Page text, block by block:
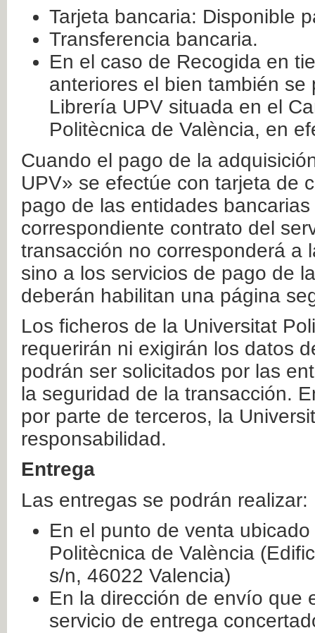
Tarjeta bancaria: Disponible
Transferencia bancaria.
En el caso de Recogida en
anteriores el bien también
Librería UPV situada en el
Politècnica de València, en
Cuando el pago de la
UPV» se efectúe con tarjeta de
pago de las entidades
correspondiente contrato del
transacción no corresponderá a
sino a los servicios de pago de
deberán habilitan una página
Los ficheros de la Universitat
requerirán ni exigirán los datos
podrán ser solicitados por las
la seguridad de la transacción.
por parte de terceros, la
responsabilidad.
Entrega
Las entregas se podrán realizar:
En el punto de venta
Politècnica de València
s/n, 46022 Valencia)
En la dirección de envío que
servicio de entrega